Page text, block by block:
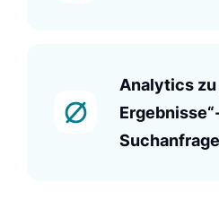
Analytics zu